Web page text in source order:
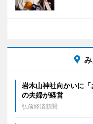
岩木山神社向かいに
の夫婦が経営
弘前経済新聞